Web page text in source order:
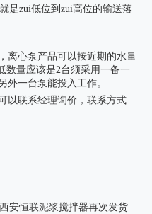
是zui低位到zui高位的输送落
离心泵产品可以按近期的水量
数量应该是2台须采用一备一
外一台泵能投入工作。
以联系经理询价，联系方式
西安恒联泥浆搅拌器再次发货